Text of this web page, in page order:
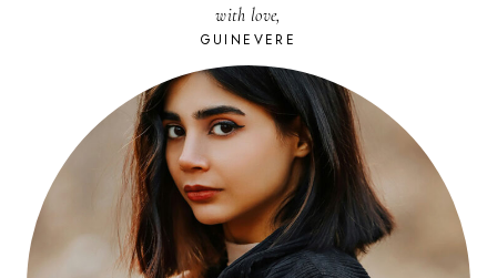
with love,
GUINEVERE